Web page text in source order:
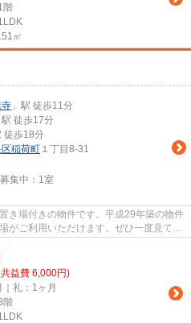
階
㎡
」駅 徒歩11分
駅 徒歩17分
徒歩18分
稲荷町 １丁目8-31
集中： 1室
き場付きの物件です。平成29年築の物件
がご利用いただけます。ぜひ一度見てい
益費 6,000円)
｜礼：1ヶ月
階